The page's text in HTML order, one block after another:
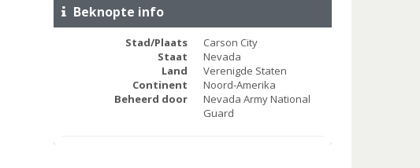
Beknopte info
Stad/Plaats
Carson City
Staat
Nevada
Land
Verenigde Staten
Continent
Noord-Amerika
Beheerd door
Nevada Army National
Guard